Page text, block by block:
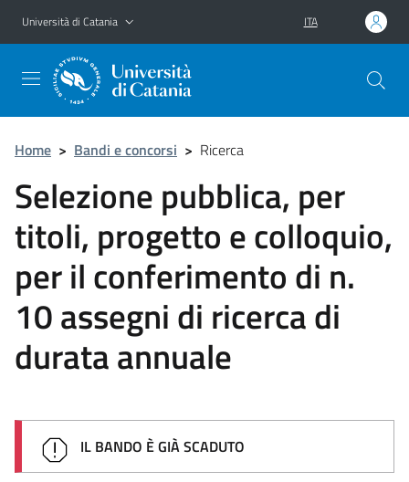
Vai al contenuto principale
Vai al menu di navigazione
Università di Catania ITA
Home > Bandi e concorsi > Ricerca
Selezione pubblica, per
titoli, progetto e colloquio,
per il conferimento di n.
10 assegni di ricerca di
durata annuale
IL BANDO È GIÀ SCADUTO